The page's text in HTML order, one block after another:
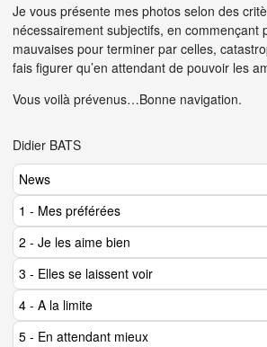
Je vous présente mes photos selon des
nécessairement subjectifs, en commençant
mauvaises pour terminer par celles,
fais figurer qu’en attendant de pouvoir les
Vous voilà prévenus…Bonne navigation.
Didier BATS
News
1 - Mes préférées
2 - Je les aime bien
3 - Elles se laissent voir
4 - A la limite
5 - En attendant mieux